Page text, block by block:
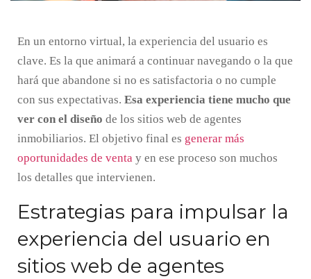
En un entorno virtual, la experiencia del usuario es
clave. Es la que animará a continuar navegando o la que
hará que abandone si no es satisfactoria o no cumple
con sus expectativas. Esa experiencia tiene mucho que
ver con el diseño de los sitios web de agentes
inmobiliarios. El objetivo final es generar más
oportunidades de venta y en ese proceso son muchos
los detalles que intervienen.
Estrategias para impulsar la
experiencia del usuario en
sitios web de agentes